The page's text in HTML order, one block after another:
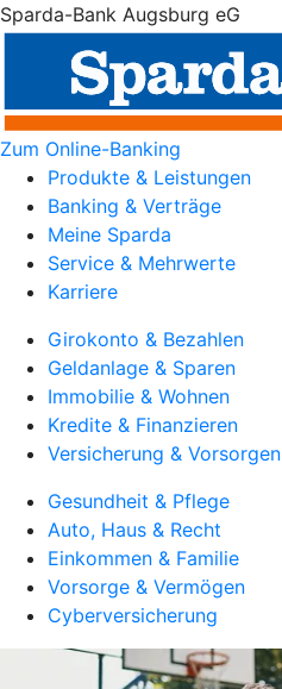
Sparda-Bank Augsburg eG
Zum Online-Banking
Produkte & Leistungen
Banking & Verträge
Meine Sparda
Service & Mehrwerte
Karriere
Girokonto & Bezahlen
Geldanlage & Sparen
Immobilie & Wohnen
Kredite & Finanzieren
Versicherung & Vorsorgen
Gesundheit & Pflege
Auto, Haus & Recht
Einkommen & Familie
Vorsorge & Vermögen
Cyberversicherung